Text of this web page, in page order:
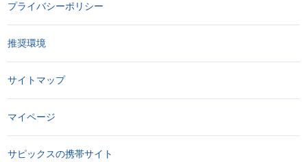
プライバシーポリシー
推奨環境
サイトマップ
マイページ
サピックスの携帯サイト